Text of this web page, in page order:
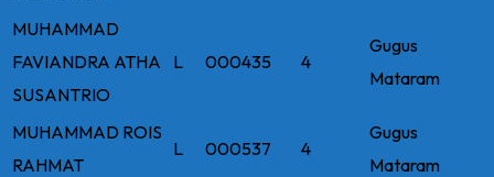
MUHAMMAD
FAVIANDRA ATHA
SUSANTRIO
L 000435 4
Gugus
Mataram
MUHAMMAD ROIS
RAHMAT
L 000537 4
Gugus
Mataram